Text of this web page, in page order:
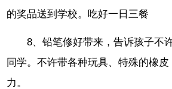
的奖品送到学校。吃好一日三餐
8、铅笔修好带来，告诉孩子不
同学。不许带各种玩具、特殊的橡
力。